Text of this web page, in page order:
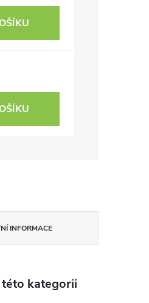
INFORMACE
kategorii